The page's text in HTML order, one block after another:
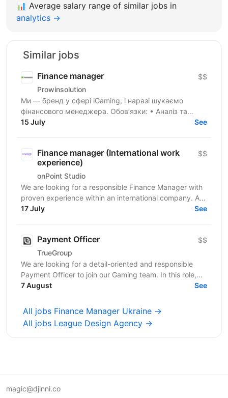
📊 Average salary range of similar jobs in
analytics →
Similar jobs
Finance manager
Prowinsolution
$$
Ми — бренд у сфері iGaming, і наразі шукаємо
фінансового менеджера. Обов’язки: • Аналіз та
управління ліквідністю на рахунках у платіжних
15 July See
Finance manager (International work
experience)
onPoint Studio
$$
We are looking for a responsible Finance Manager with
proven experience within an international company. As
Finance Manager, your responsibilities will...
17 July See
Payment Officer
TrueGroup
$$
We are looking for a detail-oriented and responsible
Payment Officer to join our Gaming team. In this role,
you will be responsible for processing customer...
7 August See
All jobs Finance Manager Ukraine →
All jobs League Design Agency →
magic@djinni.co